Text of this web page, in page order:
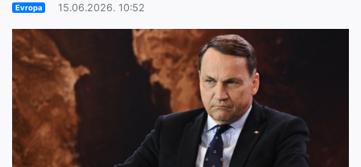
Evropa 15.06.2026. 10:52